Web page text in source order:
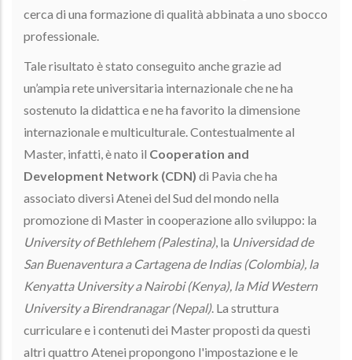
cerca di una formazione di qualità abbinata a uno sbocco
professionale.
Tale risultato è stato conseguito anche grazie ad
un’ampia rete universitaria internazionale che ne ha
sostenuto la didattica e ne ha favorito la dimensione
internazionale e multiculturale. Contestualmente al
Master, infatti, è nato il Cooperation and
Development Network (CDN) di Pavia che ha
associato diversi Atenei del Sud del mondo nella
promozione di Master in cooperazione allo sviluppo: la
University of Bethlehem (Palestina), la Universidad de
San Buenaventura a Cartagena de Indias (Colombia), la
Kenyatta University a Nairobi (Kenya), la Mid Western
University a Birendranagar (Nepal). La struttura
curriculare e i contenuti dei Master proposti da questi
altri quattro Atenei propongono l'impostazione e le